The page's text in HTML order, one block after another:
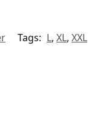
Tags: L, XL, XXL